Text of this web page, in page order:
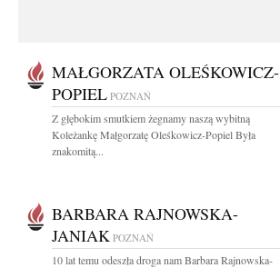
MAŁGORZATA OLEŚKOWICZ-
POPIEL POZNAŃ
Z głębokim smutkiem żegnamy naszą wybitną
Koleżankę Małgorzatę Oleśkowicz-Popiel Była
znakomitą...
BARBARA RAJNOWSKA-
JANIAK POZNAŃ
10 lat temu odeszła droga nam Barbara Rajnowska-